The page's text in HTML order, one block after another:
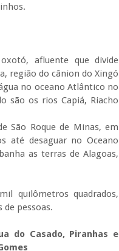
afluente que divide
região do cânion do Xingó
no oceano Atlântico no
são os rios Capiá, Riacho
São Roque de Minas, em
até desaguar no Oceano
as terras de Alagoas,
quilômetros quadrados,
pessoas.
do Casado, Piranhas e